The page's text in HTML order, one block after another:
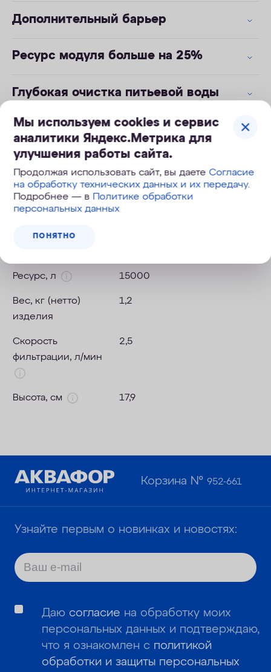
Дополнительный барьер
Ресурс модуля больше на 25%
Глубокая очистка питьевой воды
Активное серебро
Инструкция к модулю В150 PRO .pdf 163 Кб
Технические характеристики
Ресурс, л 15000
Вес, кг (нетто)
изделия
1,2
Скорость
фильтрации, л/мин
2,5
Высота, см 17,9
Мы используем cookies и сервис
аналитики Яндекс.Метрика для
улучшения работы сайта.
Продолжая использовать сайт, вы даетеСогласие
на обработку технических данных и их передачу.
Подробнее — в Политике обработки
персональных данных
ПОНЯТНО
Корзина №952-661
Узнайте первым о новинках и новостях:
Даю согласие на обработку моих
персональных данных и подтверждаю,
что я ознакомлен с политикой
обработки и защиты персональных